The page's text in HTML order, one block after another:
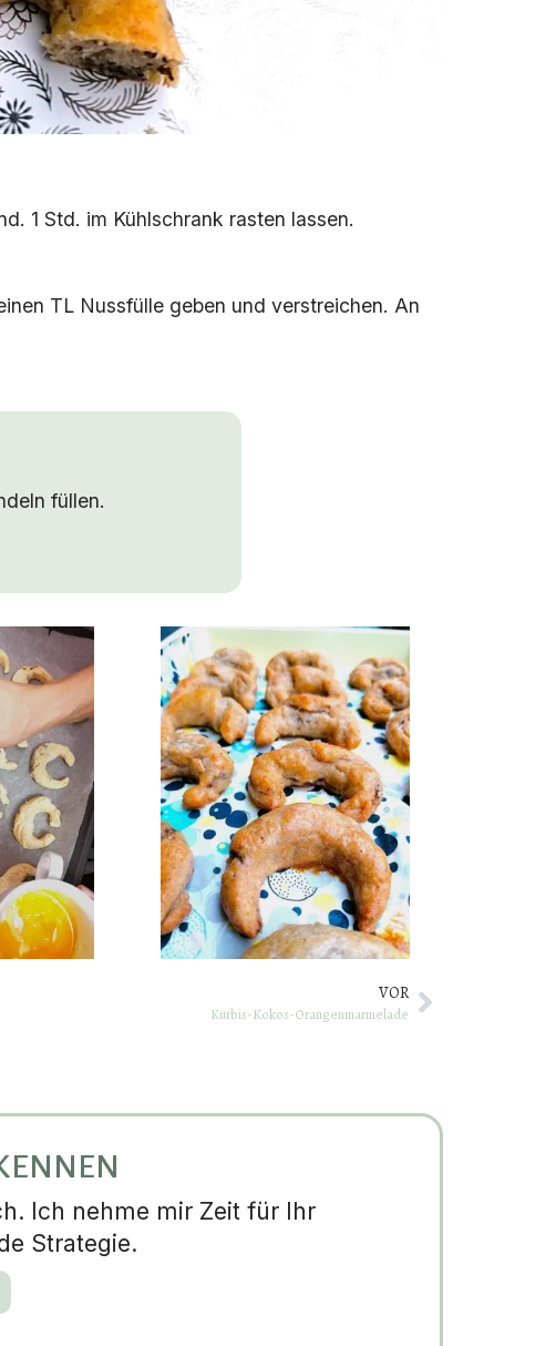
1 Std. im Kühlschrank rasten lassen.
TL Nussfülle geben und verstreichen. An
füllen.
VOR
Kürbis-Kokos-Orangenmarmelade
Ich nehme mir Zeit für Ihr
Strategie.